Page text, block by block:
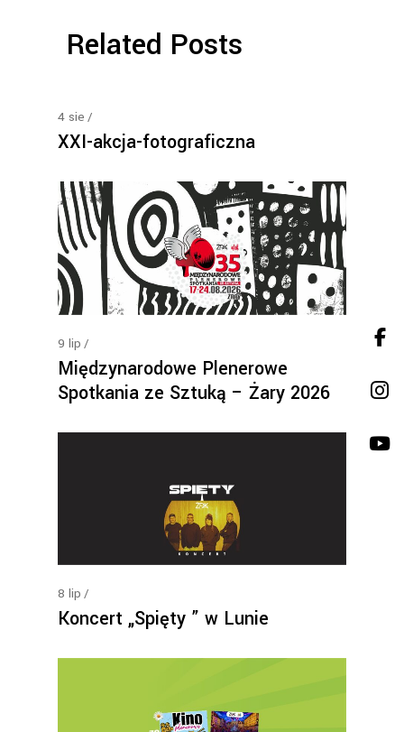
Related Posts
4 sie
XXI-akcja-fotograficzna
9 lip
Międzynarodowe Plenerowe
Spotkania ze Sztuką – Żary 2026
8 lip
Koncert „Spięty ” w Lunie